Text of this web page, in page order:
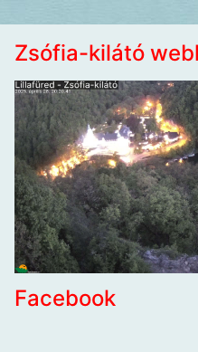
Zsófia-kilátó
Facebook